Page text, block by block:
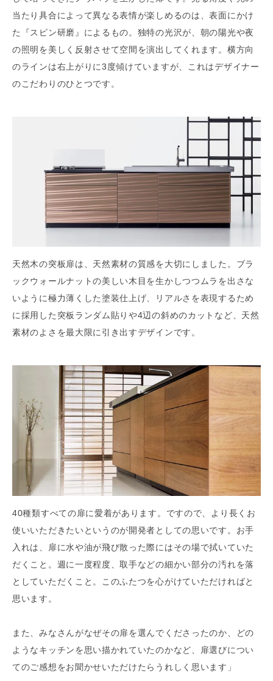
当たり具合によって異なる表情が楽しめるのは、表面にかけ
た『スピン研磨』によるもの。独特の光沢が、朝の陽光や夜
の照明を美しく反射させて空間を演出してくれます。横方向
のラインは右上がりに3度傾けていますが、これはデザイナー
のこだわりのひとつです。
天然木の突板扉は、天然素材の質感を大切にしました。ブラ
ックウォールナットの美しい木目を生かしつつムラを出さな
いように極力薄くした塗装仕上げ、リアルさを表現するため
に採用した突板ランダム貼りや4辺の斜めのカットなど、天然
素材のよさを最大限に引き出すデザインです。
40種類すべての扉に愛着があります。ですので、より長くお
使いいただきたいというのが開発者としての思いです。お手
入れは、扉に水や油が飛び散った際にはその場で拭いていた
だくこと。週に一度程度、取手などの細かい部分の汚れを落
としていただくこと。このふたつを心がけていただければと
思います。
また、みなさんがなぜその扉を選んでくださったのか、どの
ようなキッチンを思い描かれていたのかなど、扉選びについ
てのご感想をお聞かせいただけたらうれしく思います」